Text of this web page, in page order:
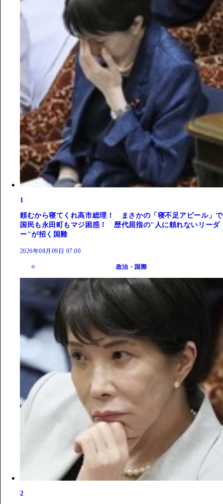
1
頼むから寝てくれ高市総理！ まさかの「寝不足アピール」で
国民も永田町もマジ困惑！ 歴代屈指の"人に頼れないリーダ
ー"が招く国難
2026年08月09日 07:00
政治・国際
2